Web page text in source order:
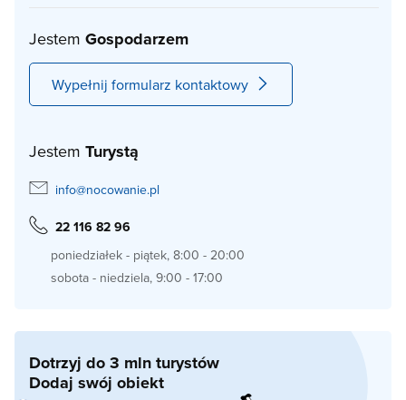
Jestem Gospodarzem
Wypełnij formularz kontaktowy
Jestem Turystą
info@nocowanie.pl
22 116 82 96
poniedziałek - piątek, 8:00 - 20:00
sobota - niedziela, 9:00 - 17:00
Dotrzyj do 3 mln turystów
Dodaj swój obiekt